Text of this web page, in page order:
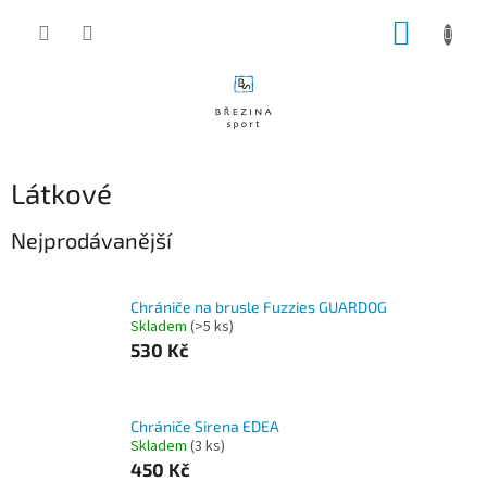
Látkové
Nejprodávanější
Chrániče na brusle Fuzzies GUARDOG
Skladem (>5 ks)
530 Kč
Chrániče Sirena EDEA
Skladem (3 ks)
450 Kč